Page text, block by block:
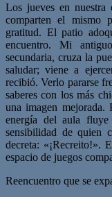
Los jueves en nuestra
comparten el mismo
gratitud. El patio
encuentro. Mi
secundaria, cruza la
saludar; viene a
recibió. Verlo pararse
saberes con los más
una imagen mejorada.
energía del aula
sensibilidad de quien
decreta: «¡Recreito!».
espacio de juegos
Reencuentro que se